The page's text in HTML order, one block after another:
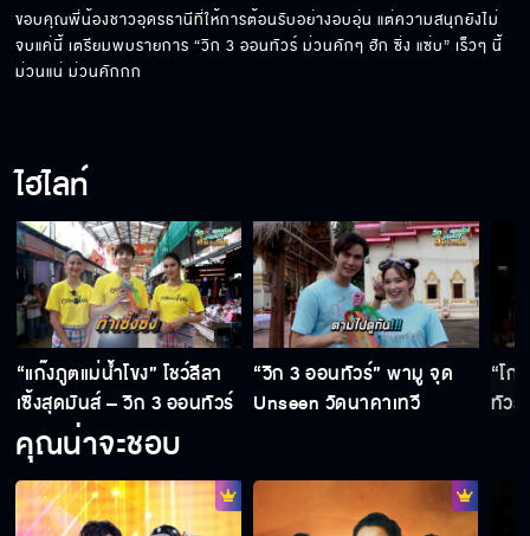
ขอบคุณพี่น้องชาวอุดรธานีที่ให้การต้อนรับอย่างอบอุ่น แต่ความสนุกยังไม่
จบแค่นี้ เตรียมพบรายการ “วิก 3 ออนทัวร์ ม่วนคักๆ ฮัก ซิ่ง แซ่บ” เร็วๆ นี้
ม่วนแน่ ม่วนคักกก
ไฮไลท์
“แก๊งภูตแม่น้ำโขง” โชว์ลีลา
เซิ้งสุดมันส์ – วิก 3 ออนทัวร์
ม่วนคักๆ ฮัก ซิ่ง แซ่บ
“วิก 3 ออนทัวร์” พามู จุด
Unseen วัดนาคาเทวี
“โ
ทัวร์
คุณน่าจะชอบ